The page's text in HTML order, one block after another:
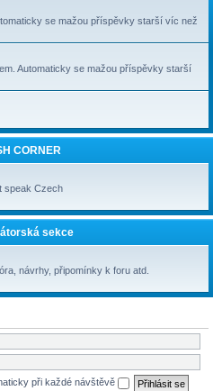
se mažou příspěvky starší víc než
Automaticky se mažou příspěvky starší
CORNER
speak Czech
sekce
návrhy, připomínky k foru atd.
při každé návštěvě